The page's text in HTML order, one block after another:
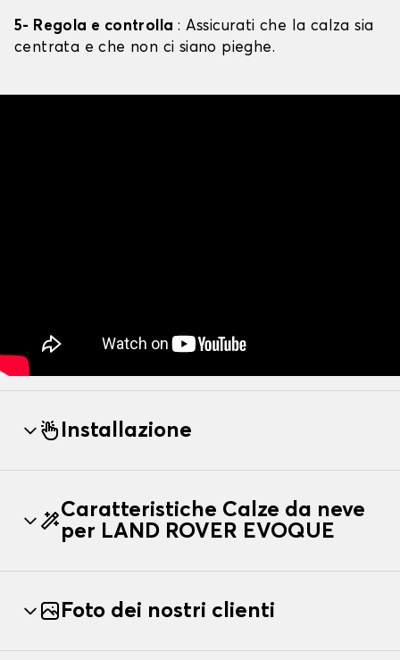
5- Regola e controlla : Assicurati che la calza sia
centrata e che non ci siano pieghe.
Installazione
Caratteristiche Calze da neve
per LAND ROVER EVOQUE
Foto dei nostri clienti